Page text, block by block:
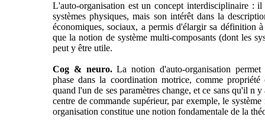
L'auto-organisation est un concept interdisciplinaire :
systèmes physiques, mais son intérêt dans la
économiques, sociaux, a permis d'élargir sa définition
que la notion de système multi-composants (dont les
peut y être utile.
Cog & neuro.La notion d'auto-organisation permet
phase dans la coordination motrice, comme propriété
quand l'un de ses paramètres change, et ce sans qu'il n
centre de commande supérieur, par exemple, le
organisation constitue une notion fondamentale de la